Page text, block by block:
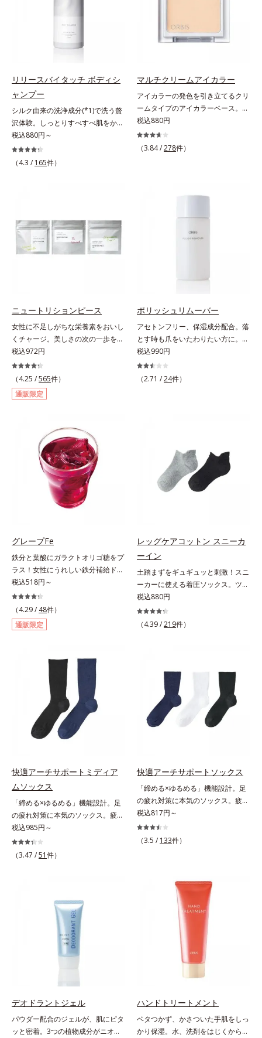
んわり眉に仕上がります。※中身を
取り替えられるリフィルをご用意し
ています。* ダイマージリノール酸
イソステアリル/フィトステリル）
配合＝感触向上成分
リリースバイタッチ ボディシ
ャンプー
シルク由来の洗浄成分(*1)で洗う贅
沢体験。しっとりすべすべ肌をかな
えるボディシャンプー。リリースバ
イタッチ ボディシャンプーふわも
こ濃密泡がからだをやさしく包み、
込みやさしく落とします。さらにヒ
アルロン酸ナトリウムとうるおい吸
着成分(*2)配合で、保湿成分が肌に
ぴたっと密着。洗い流した後も必要
メが細かい泡はやさしい肌あた
タイムに癒しのひとときをもたらし
ます。*1 ラウロイルシルクアミノ
酸K*2 異性化糖
税込880円～
（4.3 / 165件）
マルチクリームアイカラー
アイカラーの発色を引き立てるクリ
ームタイプのアイカラーベース。ア
イカラーの発色とツヤめきを最大限
に引き立てる、クリームタイプのア
イカラーベースです。アイカラーの
をUPさせます。さらに肌にしっか
めます。単品使いももちろんOK！
繊細なパールが角度によって瞬き、
税込880円
（3.84 /278件）
ニュートリションピース
女性に不足しがちな栄養素をおいし
くチャージ。美しさの次の一歩を引
き出すタブレット。現代女性に不足
しがちな栄養素に着目。ぽいっとひ
と口補いやすい６種類の「キレイの
素」、タブレットタイプのサプリメ
ントシリーズです。女性の不足栄養
＆葉酸」、独自加工のビタミンCで
キレイと健康をサポートする「ビタ
ミンC＆ビタミンB2」、スムーズな
リズムづくりで快調を目指す「オリ
ゴ糖＆酵素」、いつだってイキイ
キ、あなたらしい表情をサポートす
る「ビタミンB群＆アミノ酸」、ス
クリアな1日のスタートに「ビタミ
ンA＆ルテイン」、紫外線を気にか
ける女性こそ不足しやすい栄養素を
チャージして、安定した美しさをサ
ポートする「カルシウム＆ビタミン
D」の全６種類。体の中からキレイ
の土台を整え、美しさの次の一歩を
引き出します。水なしでOK、持ち
ージ。フルーツ風味だから、おやつ
感覚でおいしく楽しく続けられま
税込972円
（4.25 /565件）
通販限定
ポリッシュリムーバー
アセトンフリー、保湿成分配合。落
とす時も爪をいたわりたい方に。爪
へのやさしさを考えたネイルリムー
バー（除光液）です。アセトンフリ
ー処方で、さらに6種(*)のネイルケ
ンチフォリアバラ花エキス、カミツ
レ花エキス
税込990円
（2.71 /24件）
グレープFe
鉄分と葉酸にガラクトオリゴ糖をプ
ラス！女性にうれしい鉄分補給ドリ
ンク。1本に、ほうれん草約2.1束分
(*)の鉄分と、葉酸とガラクトオリゴ
糖を配合した、飲みやすい鉄分補給
ドリンクです。女性特有の周期をラ
クにサポートする3つの成分を凝縮
に必要な鉄分の不足分を効率よく1
本で補給できます。赤ブドウと白ブ
ドウの果汁をすっきり飲みやすくブ
レンド。フレッシュな味なので、ゴ
クゴク飲めるおいしさです。* 「五
訂増補日本食品標準成分表2020」
より、ほうれん草（ゆで）1束210g
税込518円～
（4.29 / 48件）
通販限定
レッグケアコットン スニーカ
ーイン
土踏まずをギュギュッと刺激！スニ
ーカーに使える着圧ソックス。ツボ
押し効果でここちいい！スニーカー
に最適な、くるぶし丈の着圧ソック
スです。土踏まず部分がリブ編み
ックスやニーハイソックスが苦手な
方にもおすすめです。靴ひもをゆる
めずにはけるスニーカーなどを手軽
にはけるのも魅力です。生地が厚ぼ
ったくないので靴ひもをゆるめずに
税込880円
（4.39 /219件）
快適アーチサポートミディア
ムソックス
「締める×ゆるめる」機能設計。足
の疲れ対策に本気のソックス。疲れ
がたまる土踏まずを強力にサポート
足は、思いのほか疲れがたまる場
所。毎晩「ダル重」の方も多いので
を発揮。家に帰って脱いだ瞬間、そ
の威力がわかります。
税込985円～
（3.47 /51件）
快適アーチサポートソックス
「締める×ゆるめる」機能設計。足
の疲れ対策に本気のソックス。疲れ
がたまる土踏まずを強力にサポート
足は、思いのほか疲れがたまる場
所。毎晩「ダル重」の方も多いので
を発揮。家に帰って脱いだ瞬間、そ
の威力がわかります。
税込817円～
（3.5 / 133件）
デオドラントジェル
パウダー配合のジェルが、肌にピタ
ッと密着。3つの植物成分がニオイ
ハンドトリートメント
ベタつかず、かさついた手肌をしっ
かり保湿。水、洗剤をはじくからキ